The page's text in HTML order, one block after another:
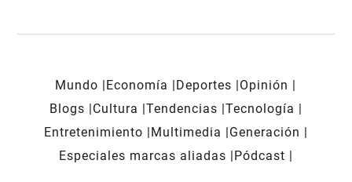
Mundo Economía Deportes
Opinión
Blogs
Cultura Tendencias Tecnología
Entretenimiento
Multimedia
Generación
Especiales marcas aliadas
Pódcast